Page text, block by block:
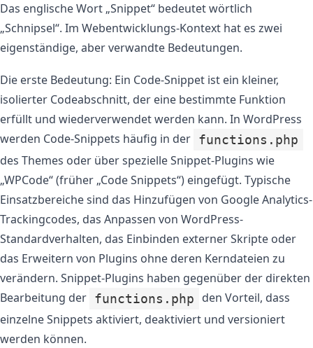
Das englische Wort „Snippet“ bedeutet wörtlich
„Schnipsel“. Im Webentwicklungs-Kontext hat es zwei
eigenständige, aber verwandte Bedeutungen.
Die erste Bedeutung: Ein Code-Snippet ist ein kleiner,
isolierter Codeabschnitt, der eine bestimmte Funktion
erfüllt und wiederverwendet werden kann. In WordPress
werden Code-Snippets häufig in der functions.php
des Themes oder über spezielle Snippet-Plugins wie
„WPCode“ (früher „Code Snippets“) eingefügt. Typische
Einsatzbereiche sind das Hinzufügen von Google Analytics-
Trackingcodes, das Anpassen von WordPress-
Standardverhalten, das Einbinden externer Skripte oder
das Erweitern von Plugins ohne deren Kerndateien zu
verändern. Snippet-Plugins haben gegenüber der direkten
Bearbeitung der functions.php
den Vorteil, dass
einzelne Snippets aktiviert, deaktiviert und versioniert
werden können.